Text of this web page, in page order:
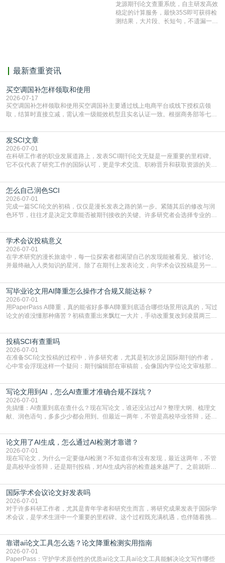
测时注意填写第一作者,才能排除已发
表文献复制比。（限制字符数1万）
龙源期刊论文查重系统，自主研发高效
稳定的计算服务，最快35S即可获得检
测结果，大片段、长短句，不遗漏一处
最新查重资讯
买空调国补怎样领取和使用
2026-07-17
买空调国补怎样领取和使用买空调国补主要通过线上电商平台或线下授权店领
取，结算时直接立减‌，需认准一级能效机型且实名认证一致。根据商务部等七部
能领到补贴首选‌京东APP‌搜索专属口令(如【家电补贴1637】、【国补立省
4949】等，口令会随活动更新，以页面显示为准)进入补贴专场。淘宝/天猫也可
复制粘贴【8$FKFGgJq
发SCI文章
2026-07-01
在科研工作者的职业发展道路上，发表SCI期刊论文无疑是一座重要的里程碑。
它不仅代表了研究工作的国际认可，更是学术交流、职称晋升和获取资源的关键
战与困惑。从选题立意到投稿回应，每一步都需要精心的策略与扎实的工作。本
篇AEIC学术交流中心小编就为大家介绍“发SCI文章”。一、精准定位是成功的第
一步发表SCI文章，首要解决的问题是“投
怎么自己润色SCI
2026-07-01
完成一篇SCI论文的初稿，仅仅是漫长发表之路的第一步。紧随其后的修改与润
色环节，往往才是决定文章能否被期刊接收的关键。许多研究者会选择专业的语
质量，更能在此过程中深化对学术写作的理解。如何系统、高效地打磨自己的论
文，使其在语言和学术表达上更符合国际期刊的要求，是每位研究者值得投入学
习的技能。本篇AEIC学术交流中心小编就为大家介
学术会议投稿意义
2026-07-01
在学术研究的漫长旅途中，每一位探索者都渴望自己的发现能被看见、被讨论、
并最终融入人类知识的星河。除了在期刊上发表论文，向学术会议投稿是另一个
广阔学术天地的大门，连接着个体研究与社会网络。本篇AEIC学术交流中心小编
就为大家介绍“学术会议投稿意义”。一、加速研究成果的传播与反馈学术会议通
常具有周期短、时效性强的特点。相比期刊漫长的
写毕业论文用AI降重怎么操作才合规又能达标？
2026-07-01
用PaperPass AI降重，真的能省好多事AI降重到底适合哪些场景用说真的，写过
论文的谁没懂那种痛苦？初稿查重出来飘红一大片，手动改重复改到凌晨两三
到秃头。这时候靠谱的AI降重真的就是救命稻草，选对工具，半天就能搞定你两
三天都做不完的事。不是所有人都需要用AI降重，但如果你符合下面这些场景，
真的可以试试：初稿写完重复率远超要
投稿SCI有查重吗
2026-07-01
在准备SCI论文投稿的过程中，许多研究者，尤其是初次涉足国际期刊的作者，
心中常会浮现这样一个疑问：期刊编辑部在审稿前，会像国内学位论文审核那
论文的初审通过率。实际上，SCI期刊对重复内容的审查是严谨投稿流程中不可
或缺的一环。本篇AEIC学术交流中心小编就为大家介绍“投稿SCI有查重吗”。
一、查重是标准流程答案是明确的：绝大多数S
写论文用到AI，怎么AI查重才准确合规不踩坑？
2026-07-01
先搞懂：AI查重到底在查什么？现在写论文，谁还没沾过AI？整理大纲、梳理文
献、润色语句，多多少少都会用到。但最近一两年，不管是高校毕业答辩，还是
须加做AI查重。很多人分不清，AI查重和普通查重到底有啥区别？这里说透：普
通查重查的是你的文字和已公开文献的重复比例，防的是抄袭；AI查重查的是你
的内容里，有多少是AI生成的，防的是过
论文用了AI生成，怎么通过AI检测才靠谱？
2026-07-01
现在写论文，为什么一定要做AI检测？不知道你有没有发现，最近这两年，不管
是高校毕业答辩，还是期刊投稿，对AI生成内容的检查越来越严了。之前就听身
要求修改，还差点被判定学术不规范，真的太冤了。现在国内多数高校和核心期
刊，都已经明确出台了相关规定：如果使用AI生成内容辅助写作，必须明确标
注，未标注的AI生成内容会被认定为不符合学
国际学术会议论文好发表吗
2026-07-01
对于许多科研工作者，尤其是青年学者和研究生而言，将研究成果发表于国际学
术会议，是学术生涯中一个重要的里程碑。这个过程既充满机遇，也伴随着挑
疑问：国际学术会议论文到底好不好发表？其价值和难度究竟如何衡量。本篇
AEIC学术交流中心小编就为大家介绍“国际学术会议论文好发表吗”。一、会议论
文发表的相对优势与期刊论文相比，国际会议论文的发
靠谱ai论文工具怎么选？论文降重检测实用指南
2026-07-01
PaperPass：守护学术原创性的优质ai论文工具ai论文工具能解决论文写作哪些